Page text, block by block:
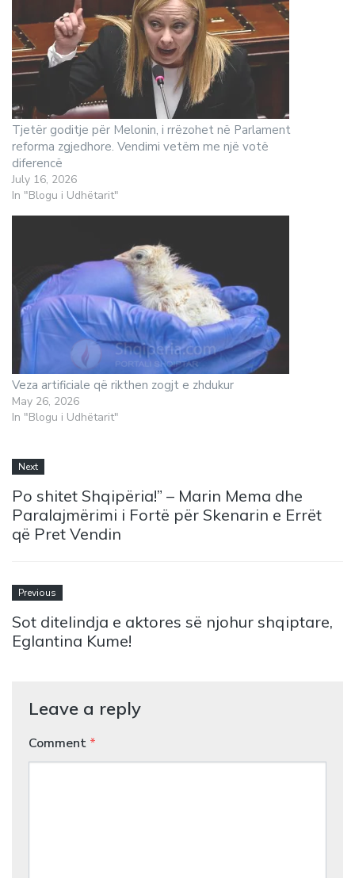
Tjetër goditje për Melonin, i rrëzohet në Parlament
reforma zgjedhore. Vendimi vetëm me një votë
diferencë
July 16, 2026
In "Blogu i Udhëtarit"
Veza artificiale që rikthen zogjt e zhdukur
May 26, 2026
In "Blogu i Udhëtarit"
Next
Po shitet Shqipëria!” – Marin Mema dhe
Paralajmërimi i Fortë për Skenarin e Errët
që Pret Vendin
Previous
Sot ditelindja e aktores së njohur shqiptare,
Eglantina Kume!
Leave a reply
Comment *